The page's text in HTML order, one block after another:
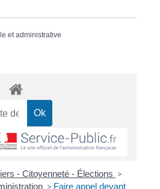
et administrative
- Citoyenneté - Élections >
> Faire appel devant